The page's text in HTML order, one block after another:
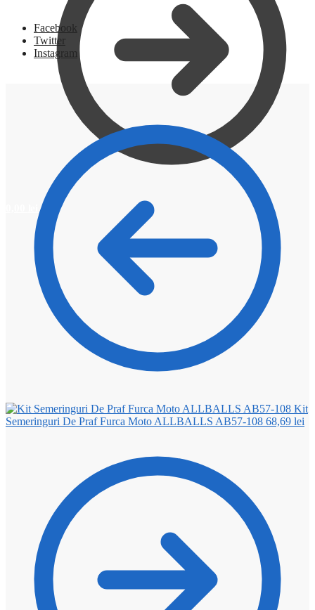
0
Facebook
Twitter
Instagram
Kit
Semeringuri De Praf Furca Moto ALLBALLS AB57-108 68,69 lei